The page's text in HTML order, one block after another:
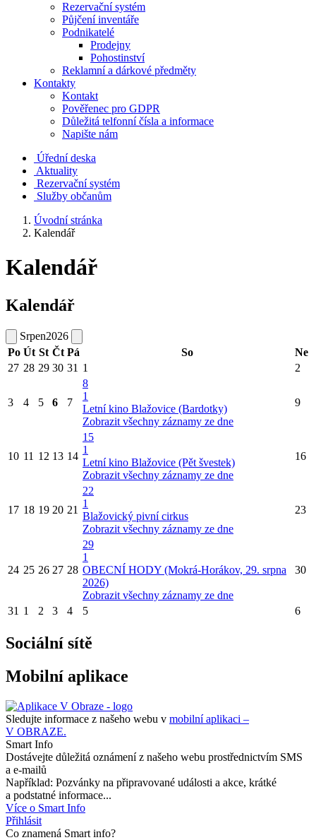
Rezervační systém
Půjčení inventáře
Podnikatelé
Prodejny
Pohostinství
Reklamní a dárkové předměty
Kontakty
Kontakt
Pověřenec pro GDPR
Důležitá telfonní čísla a informace
Napište nám
Úřední deska
Aktuality
Rezervační systém
Služby občanům
Úvodní stránka
Kalendář
Kalendář
Kalendář
Srpen2026
Po Út St Čt Pá So
Ne
27 28 29 30 31 1 2
3 4 5 6 7
8
1
Letní kino Blažovice (Bardotky)
Zobrazit všechny záznamy ze dne
9
10 11 12 13 14
15
1
Letní kino Blažovice (Pět švestek)
Zobrazit všechny záznamy ze dne
16
17 18 19 20 21
22
1
Blažovický pivní cirkus
Zobrazit všechny záznamy ze dne
23
24 25 26 27 28
29
1
OBECNÍ HODY (Mokrá-Horákov, 29. srpna
2026)
Zobrazit všechny záznamy ze dne
30
31 1 2 3 4 5 6
Sociální sítě
Mobilní aplikace
Sledujte informace z našeho webu v mobilní aplikaci –
V OBRAZE.
Smart Info
Dostávejte důležitá oznámení z našeho webu prostřednictvím SMS
a e-mailů
Například: Pozvánky na připravované události a akce, krátké
a podstatné informace...
Více o Smart Info
Přihlásit
Co znamená Smart info?